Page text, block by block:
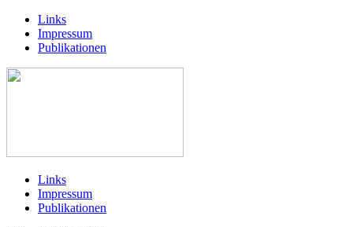
Links
Impressum
Publikationen
Links
Impressum
Publikationen